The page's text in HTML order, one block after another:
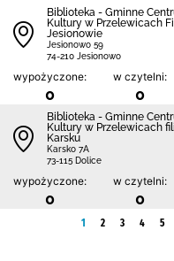
Biblioteka - Gminne
Kultury w Przelewicach
Jesionowie
Jesionowo 59
74-210 Jesionowo
wypożyczone:
0
w czytelni:
0
Biblioteka - Gminne
Kultury w Przelewicach
Karsku
Karsko 7A
73-115 Dolice
wypożyczone:
0
w czytelni:
0
1 2 3 4 5